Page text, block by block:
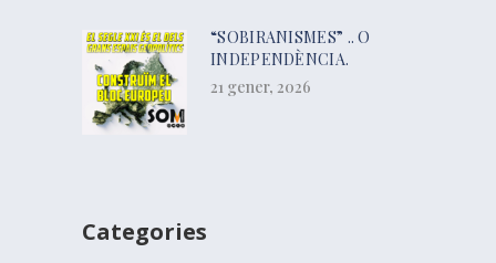
“SOBIRANISMES” .. O
INDEPENDÈNCIA.
21 gener, 2026
Categories